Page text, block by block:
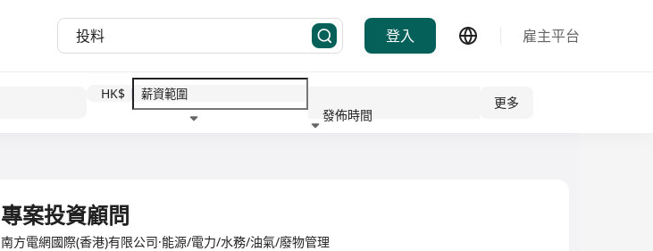
登入 雇主平台
HK$
發佈時間
更多
專案投資顧問
南方電網國際(香港)有限公司·能源/電力/水務/油氣/廢物管理